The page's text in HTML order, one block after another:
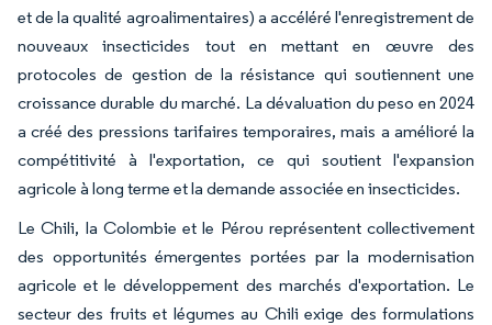
et de la qualité agroalimentaires) a accéléré l'enregistrement de
nouveaux insecticides tout en mettant en œuvre des
protocoles de gestion de la résistance qui soutiennent une
croissance durable du marché. La dévaluation du peso en 2024
a créé des pressions tarifaires temporaires, mais a amélioré la
compétitivité à l'exportation, ce qui soutient l'expansion
agricole à long terme et la demande associée en insecticides.
Le Chili, la Colombie et le Pérou représentent collectivement
des opportunités émergentes portées par la modernisation
agricole et le développement des marchés d'exportation. Le
secteur des fruits et légumes au Chili exige des formulations